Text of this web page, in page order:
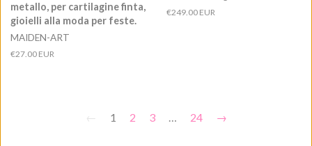
metallo, per cartilagine finta,
gioielli alla moda per feste.
MAIDEN-ART
Prezzo
€27.00 EUR
Prezzo
€249.00 EUR
← 1 2 3 24 →